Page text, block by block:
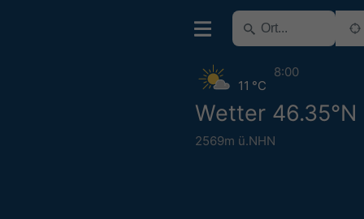
Wetter 46.35°N
2569m ü.NHN
11 °C
8:00